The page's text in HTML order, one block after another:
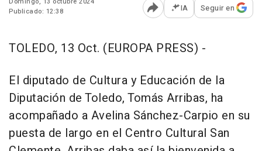
Publicado: 12:38
Abrir opciones para
IA Seguir en
TOLEDO, 13 Oct. (EUROPA PRESS) -
El diputado de Cultura y Educación de la
Diputación de Toledo, Tomás Arribas, ha
acompañado a Avelina Sánchez-Carpio en su
puesta de largo en el Centro Cultural San